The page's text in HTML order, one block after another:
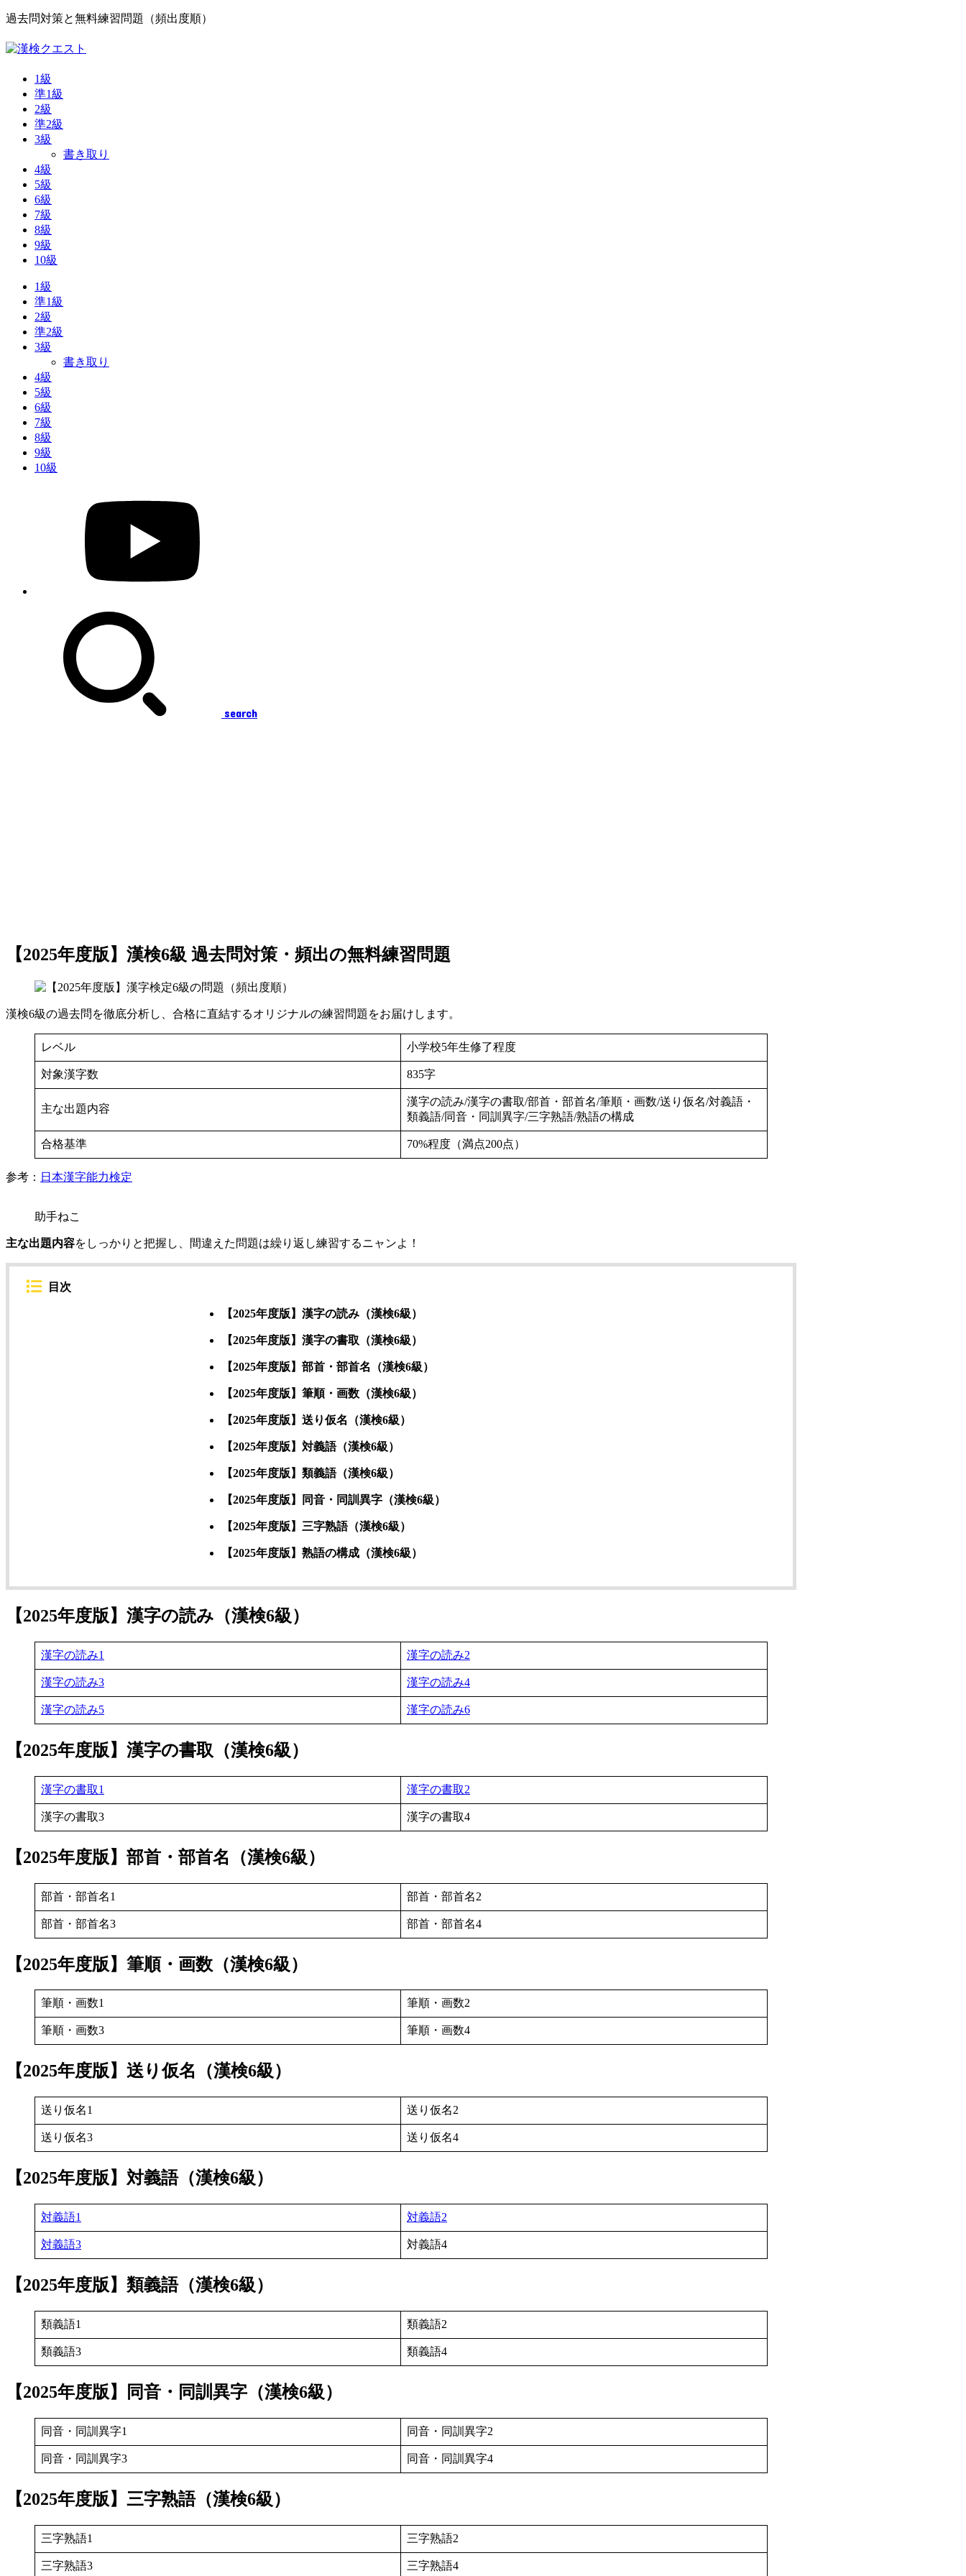
過去問対策と無料練習問題（頻出度順）
1級
準1級
2級
準2級
3級
書き取り
4級
5級
6級
7級
8級
9級
10級
1級
準1級
2級
準2級
3級
書き取り
4級
5級
6級
7級
8級
9級
10級
search
【2025年度版】漢検6級 過去問対策・頻出の無料練習問題
漢検6級の過去問を徹底分析し、合格に直結するオリジナルの練習問題をお届けします。
レベル 小学校5年生修了程度
対象漢字数 835字
主な出題内容
漢字の読み/漢字の書取/部首・部首名/筆順・画数/送り仮名/対義語・
類義語/同音・同訓異字/三字熟語/熟語の構成
合格基準 70%程度（満点200点）
参考： 日本漢字能力検定
助手ねこ
主な出題内容をしっかりと把握し、間違えた問題は繰り返し練習するニャンよ！
目次
【2025年度版】漢字の読み（漢検6級）
【2025年度版】漢字の書取（漢検6級）
【2025年度版】部首・部首名（漢検6級）
【2025年度版】筆順・画数（漢検6級）
【2025年度版】送り仮名（漢検6級）
【2025年度版】対義語（漢検6級）
【2025年度版】類義語（漢検6級）
【2025年度版】同音・同訓異字（漢検6級）
【2025年度版】三字熟語（漢検6級）
【2025年度版】熟語の構成（漢検6級）
【2025年度版】漢字の読み（漢検6級）
漢字の読み1 漢字の読み2
漢字の読み3 漢字の読み4
漢字の読み5 漢字の読み6
【2025年度版】漢字の書取（漢検6級）
漢字の書取1 漢字の書取2
漢字の書取3 漢字の書取4
【2025年度版】部首・部首名（漢検6級）
部首・部首名1 部首・部首名2
部首・部首名3 部首・部首名4
【2025年度版】筆順・画数（漢検6級）
筆順・画数1 筆順・画数2
筆順・画数3 筆順・画数4
【2025年度版】送り仮名（漢検6級）
送り仮名1 送り仮名2
送り仮名3 送り仮名4
【2025年度版】 対義語（漢検6級）
対義語1 対義語2
対義語3 対義語4
【2025年度版】 類義語（漢検6級）
類義語1 類義語2
類義語3 類義語4
【2025年度版】同音・同訓異字（漢検6級）
同音・同訓異字1 同音・同訓異字2
同音・同訓異字3 同音・同訓異字4
【2025年度版】三字熟語（漢検6級）
三字熟語1 三字熟語2
三字熟語3 三字熟語4